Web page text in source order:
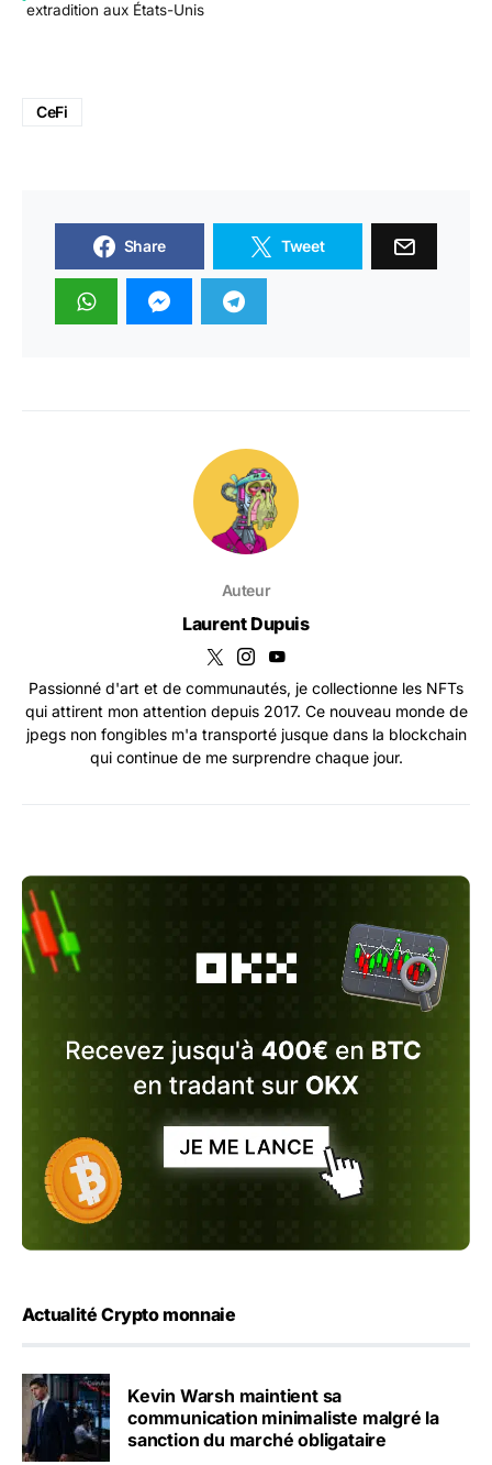
extradition aux États-Unis
CeFi
Share Tweet
Auteur
Laurent Dupuis
Passionné d'art et de communautés, je collectionne les NFTs
qui attirent mon attention depuis 2017. Ce nouveau monde de
jpegs non fongibles m'a transporté jusque dans la blockchain
qui continue de me surprendre chaque jour.
Actualité Crypto monnaie
Kevin Warsh maintient sa
communication minimaliste malgré la
sanction du marché obligataire